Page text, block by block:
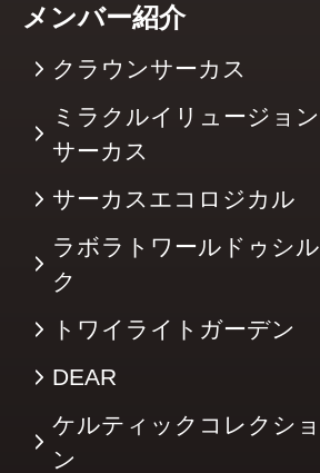
メンバー紹介
クラウンサーカス
ミラクルイリュージョン
サーカス
サーカスエコロジカル
ラボラトワールドゥシル
ク
トワイライトガーデン
DEAR
ケルティックコレクショ
ン